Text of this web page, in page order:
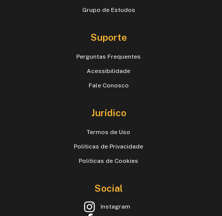
Grupo de Estudos
Suporte
Perguntas Frequentes
Acessibilidade
Fale Conosco
Jurídico
Termos de Uso
Políticas de Privacidade
Políticas de Cookies
Social
Instagram